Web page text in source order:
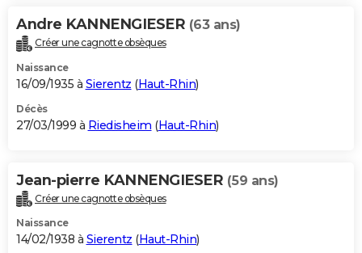
Andre KANNENGIESER (63 ans)
Créer une cagnotte obsèques
Naissance
16/09/1935 à Sierentz (Haut-Rhin)
Décès
27/03/1999 à Riedisheim (Haut-Rhin)
Jean-pierre KANNENGIESER (59 ans)
Créer une cagnotte obsèques
Naissance
14/02/1938 à Sierentz (Haut-Rhin)